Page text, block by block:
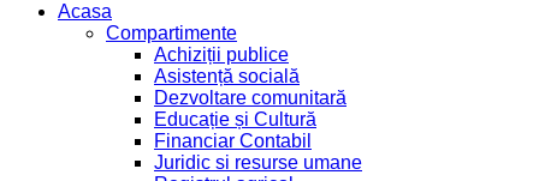
Acasa
Compartimente
Achiziții publice
Asistență socială
Dezvoltare comunitară
Educație și Cultură
Financiar Contabil
Juridic si resurse umane